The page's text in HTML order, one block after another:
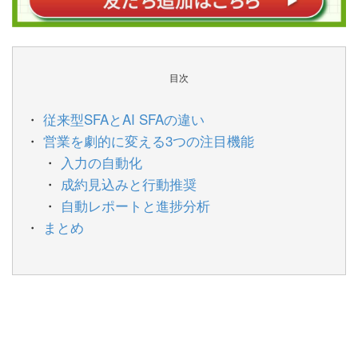
目次
従来型SFAとAI SFAの違い
営業を劇的に変える3つの注目機能
入力の自動化
成約見込みと行動推奨
自動レポートと進捗分析
まとめ